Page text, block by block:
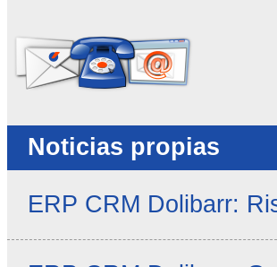
Noticias propias
ERP CRM Dolibarr: